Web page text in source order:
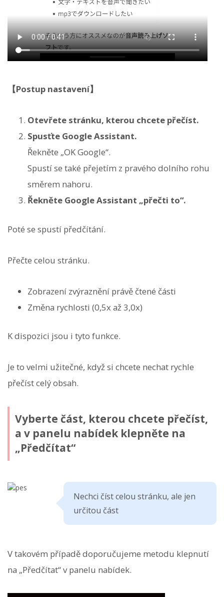
【Postup nastavení】
Otevřete stránku, kterou chcete přečíst.
Spusťte Google Assistant.
Řekněte „OK Google“.
Spustí se také přejetím z pravého dolního rohu
směrem nahoru.
Řekněte Google Assistant „přečti to“.
Poté se spustí předčítání.
Přečte celou stránku.
Zobrazení zvýraznění právě čtené části
Změna rychlosti (0,5x až 3,0x)
K dispozici jsou i tyto funkce.
Je to velmi užitečné, když si chcete nechat rychle
přečíst celý obsah.
Vyberte část, kterou chcete přečíst,
a v panelu nabídek klepněte na
„Předčítat“
Nechci číst celou stránku, ale jen
určitou část
V takovém případě doporučujeme metodu klepnutí
na „Předčítat“ v panelu nabídek.